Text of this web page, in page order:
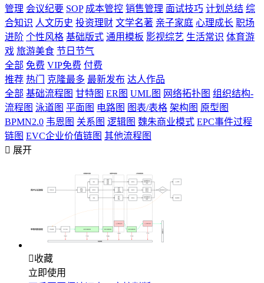
管理 会议纪要 SOP 成本管控 销售管理 面试技巧 计划总结 综
合知识 人文历史 投资理财 文学名著 亲子家庭 心理成长 职场
进阶 个性风格 基础版式 通用模板 影视综艺 生活常识 体育游
戏 旅游美食 节日节气
全部 免费 VIP免费 付费
推荐 热门 克隆最多 最新发布 达人作品
全部 基础流程图 甘特图 ER图 UML图 网络拓扑图 组织结构-
流程图 泳道图 平面图 电路图 图表/表格 架构图 原型图
BPMN2.0 韦恩图 关系图 逻辑图 魏朱商业模式 EPC事件过程
链图 EVC企业价值链图 其他流程图
 展开
收藏
立即使用